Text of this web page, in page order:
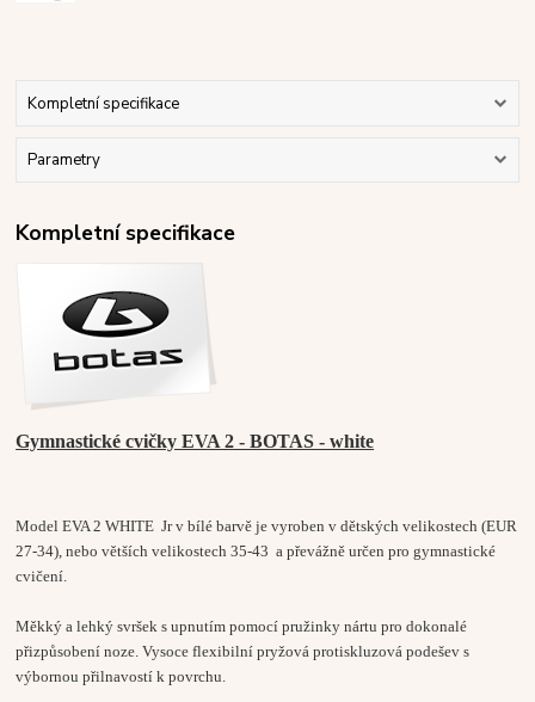
Kompletní specifikace
Parametry
Kompletní specifikace
Gymnastické cvičky EVA 2 - BOTAS - white
Model EVA 2 WHITE Jr v bílé barvě je vyroben v dětských velikostech (EUR
27-34), nebo větších velikostech 35-43 a převážně určen pro gymnastické
cvičení.
Měkký a lehký svršek s upnutím pomocí pružinky nártu pro dokonalé
přizpůsobení noze. Vysoce flexibilní pryžová protiskluzová podešev s
výbornou přilnavostí k povrchu.